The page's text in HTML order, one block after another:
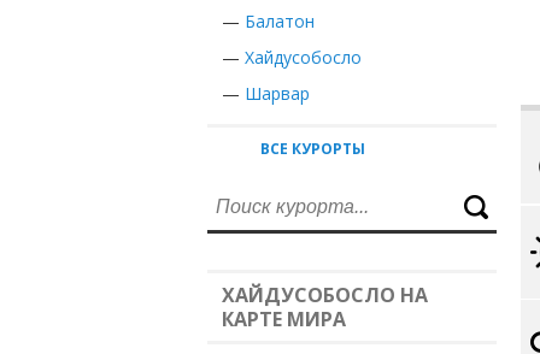
— Балатон
— Хайдусобосло
— Шарвар
ВСЕ КУРОРТЫ
ХАЙДУСОБОСЛО НА
КАРТЕ МИРА